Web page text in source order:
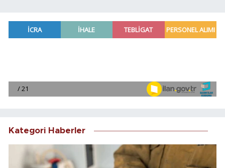
Kategori Haberler